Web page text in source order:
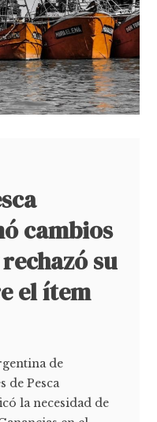
cambios
su
el ítem
de
de Pesca
la necesidad de